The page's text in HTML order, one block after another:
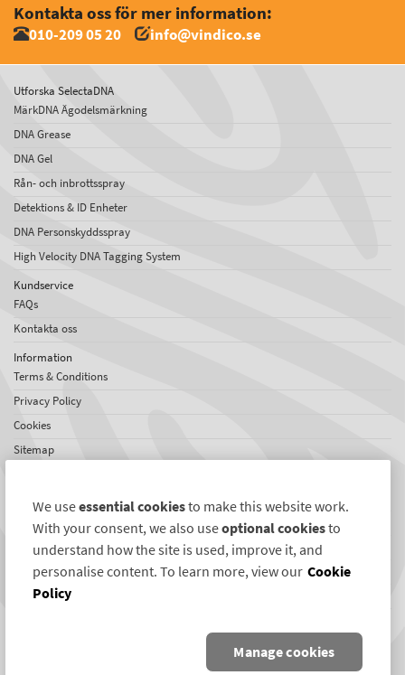
Kontakta oss för mer information:
010-209 05 20 info@vindico.se
Utforska SelectaDNA
MärkDNA Ägodelsmärkning
DNA Grease
DNA Gel
Rån- och inbrottsspray
Detektions & ID Enheter
DNA Personskyddsspray
High Velocity DNA Tagging System
Kundservice
FAQs
Kontakta oss
Information
Terms & Conditions
Privacy Policy
Cookies
Sitemap
Jobs
Omdömen
Internationellt nätverk
Nyheter
We useessential cookiesto make this website work.
With your consent, we also useoptional cookiesto
understand how the site is used, improve it, and
personalise content. To learn more, view our Cookie
Policy
Manage cookies